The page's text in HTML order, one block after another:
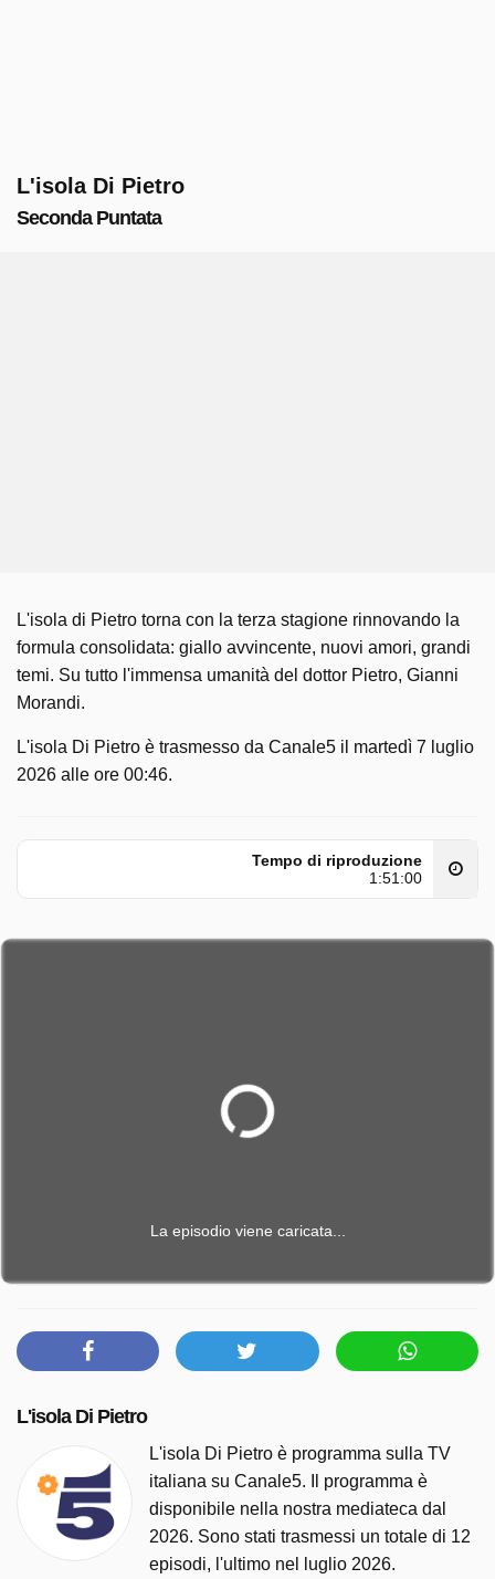
L'isola Di Pietro
Seconda Puntata
L'isola di Pietro torna con la terza stagione rinnovando la
formula consolidata: giallo avvincente, nuovi amori, grandi
temi. Su tutto l'immensa umanità del dottor Pietro, Gianni
Morandi.
L'isola Di Pietro è trasmesso da Canale5 il martedì 7 luglio
2026 alle ore 00:46.
Tempo di riproduzione
1:51:00
La episodio viene caricata...
L'isola Di Pietro
L'isola Di Pietro è programma sulla TV
italiana su Canale5. Il programma è
disponibile nella nostra mediateca dal
2026. Sono stati trasmessi un totale di 12
episodi, l'ultimo nel luglio 2026.